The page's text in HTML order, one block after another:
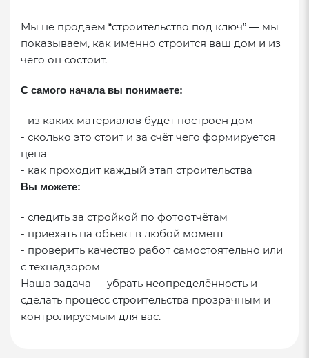
Мы не продаём “строительство под ключ” — мы
показываем, как именно строится ваш дом и из
чего он состоит.
С самого начала вы понимаете:
- из каких материалов будет построен дом
- сколько это стоит и за счёт чего формируется
цена
- как проходит каждый этап строительства
Вы можете:
- следить за стройкой по фотоотчётам
- приехать на объект в любой момент
- проверить качество работ самостоятельно или
с технадзором
Наша задача — убрать неопределённость и
сделать процесс строительства прозрачным и
контролируемым для вас.